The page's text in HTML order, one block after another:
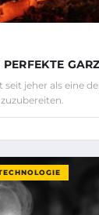
seit jeher als eine